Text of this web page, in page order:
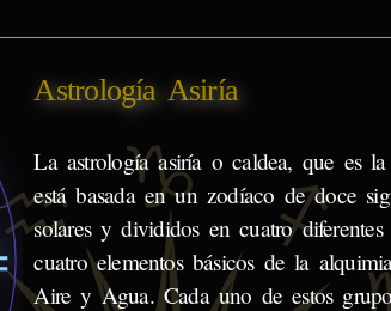
Astrología Asiría
La astrología asiría o caldea, que es
está basada en un zodíaco de doce
solares y divididos en cuatro
cuatro elementos básicos de la
Aire y Agua. Cada uno de estos